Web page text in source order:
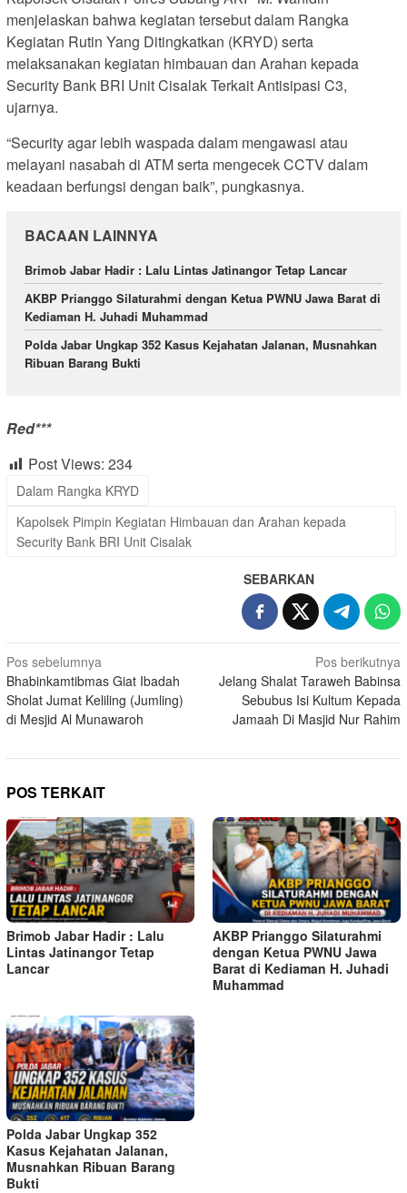
menjelaskan bahwa kegiatan tersebut dalam Rangka
Kegiatan Rutin Yang Ditingkatkan (KRYD) serta
melaksanakan kegiatan himbauan dan Arahan kepada
Security Bank BRI Unit Cisalak Terkait Antisipasi C3,
ujarnya.
“Security agar lebih waspada dalam mengawasi atau
melayani nasabah di ATM serta mengecek CCTV dalam
keadaan berfungsi dengan baik”, pungkasnya.
BACAAN LAINNYA
Brimob Jabar Hadir : Lalu Lintas Jatinangor Tetap Lancar
AKBP Prianggo Silaturahmi dengan Ketua PWNU Jawa Barat di
Kediaman H. Juhadi Muhammad
Polda Jabar Ungkap 352 Kasus Kejahatan Jalanan, Musnahkan
Ribuan Barang Bukti
Red***
Post Views: 234
Dalam Rangka KRYD
Kapolsek Pimpin Kegiatan Himbauan dan Arahan kepada
Security Bank BRI Unit Cisalak
SEBARKAN
Navigasi
pos
Pos sebelumnya
Bhabinkamtibmas Giat Ibadah
Sholat Jumat Keliling (Jumling)
di Mesjid Al Munawaroh
Pos berikutnya
Jelang Shalat Taraweh Babinsa
Sebubus Isi Kultum Kepada
Jamaah Di Masjid Nur Rahim
POS TERKAIT
Brimob Jabar Hadir : Lalu
Lintas Jatinangor Tetap
Lancar
AKBP Prianggo Silaturahmi
dengan Ketua PWNU Jawa
Barat di Kediaman H. Juhadi
Muhammad
Polda Jabar Ungkap 352
Kasus Kejahatan Jalanan,
Musnahkan Ribuan Barang
Bukti